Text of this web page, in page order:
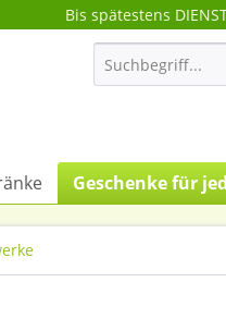
Bis spätestens
Geschenke für